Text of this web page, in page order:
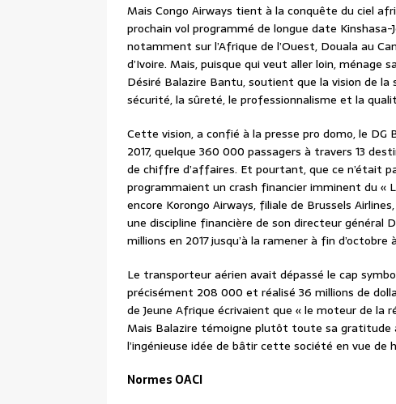
Mais Congo Airways tient à la conquête du ciel
prochain vol programmé de longue date
notamment sur l’Afrique de l’Ouest, Douala au
d’Ivoire. Mais, puisque qui veut aller loin, ménage
Désiré Balazire Bantu, soutient que la vision de
sécurité, la sûreté, le professionnalisme et la
Cette vision, a confié à la presse pro domo, le
2017, quelque 360 000 passagers à travers 13
de chiffre d’affaires. Et pourtant, que ce n’était
programmaient un crash financier imminent du «
encore Korongo Airways, filiale de Brussels
une discipline financière de son directeur général
millions en 2017 jusqu’à la ramener à fin
Le transporteur aérien avait dépassé le cap
précisément 208 000 et réalisé 36 millions de
de Jeune Afrique écrivaient que « le moteur de la
Mais Balazire témoigne plutôt toute sa gratitude
l’ingénieuse idée de bâtir cette société en vue de
Normes OACI